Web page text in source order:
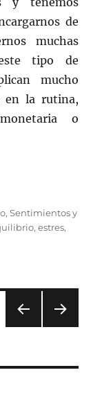
de
muchas
tipo de
mucho
en la rutina,
o
,Sentimientos y
,estres,
ERIONA